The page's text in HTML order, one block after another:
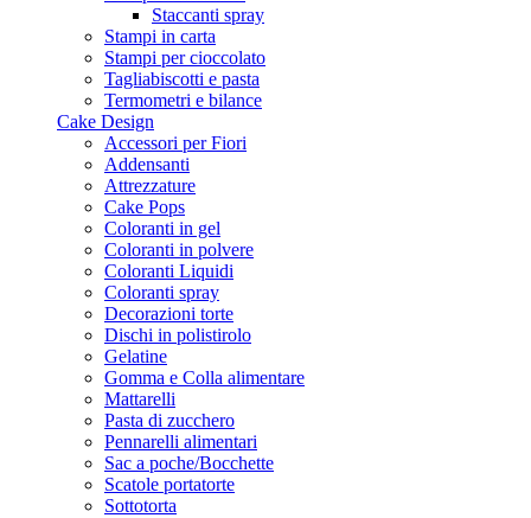
Staccanti spray
Stampi in carta
Stampi per cioccolato
Tagliabiscotti e pasta
Termometri e bilance
Cake Design
Accessori per Fiori
Addensanti
Attrezzature
Cake Pops
Coloranti in gel
Coloranti in polvere
Coloranti Liquidi
Coloranti spray
Decorazioni torte
Dischi in polistirolo
Gelatine
Gomma e Colla alimentare
Mattarelli
Pasta di zucchero
Pennarelli alimentari
Sac a poche/Bocchette
Scatole portatorte
Sottotorta